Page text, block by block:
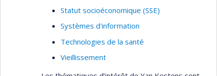
Statut socioéconomique (SSE)
Systèmes d'information
Technologies de la santé
Vieillissement